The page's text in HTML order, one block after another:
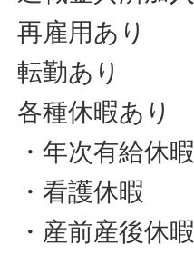
再雇用あり
転勤あり
各種休暇あり
・年次有給休暇
・看護休暇
・産前産後休暇